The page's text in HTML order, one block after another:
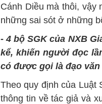
Cánh Diều mà thôi, vậy
những sai sót ở những
-4 bộ SGK của NXB
kể, khiến người đọc
có được gọi là đạo
Theo quy định của Luật
thông tin về tác giả và